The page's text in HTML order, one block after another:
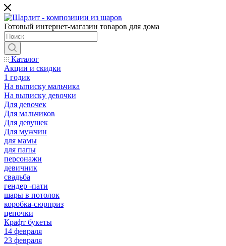
Готовый интернет-магазин товаров для дома
Каталог
Акции и скидки
1 годик
На выписку мальчика
На выписку девочки
Для девочек
Для мальчиков
Для девушек
Для мужчин
для мамы
для папы
персонажи
девичник
свадьба
гендер -пати
шары в потолок
коробка-сюрприз
цепочки
Крафт букеты
14 февраля
23 февраля